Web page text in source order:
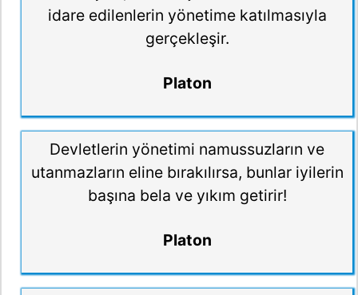
idare edilenlerin yönetime katılmasıyla
gerçekleşir.
Platon
Devletlerin yönetimi namussuzların ve
utanmazların eline bırakılırsa, bunlar iyilerin
başına bela ve yıkım getirir!
Platon